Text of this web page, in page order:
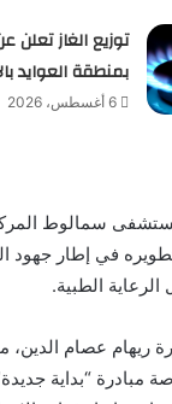
توزيع الغاز تعلن
بمنطقة العوايد
6 أغسطس، 2026
سمالوط
في إطار جهود
الطبية.
ريهام عصام